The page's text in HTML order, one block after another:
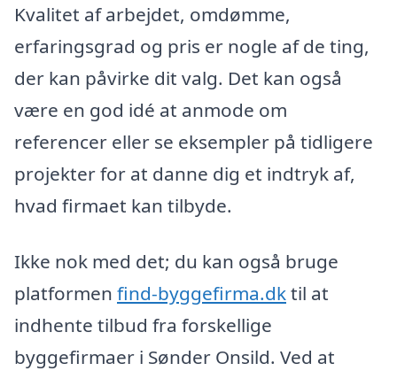
Kvalitet af arbejdet, omdømme,
erfaringsgrad og pris er nogle af de ting,
der kan påvirke dit valg. Det kan også
være en god idé at anmode om
referencer eller se eksempler på tidligere
projekter for at danne dig et indtryk af,
hvad firmaet kan tilbyde.
Ikke nok med det; du kan også bruge
platformen find-byggefirma.dktil at
indhente tilbud fra forskellige
byggefirmaer i Sønder Onsild. Ved at